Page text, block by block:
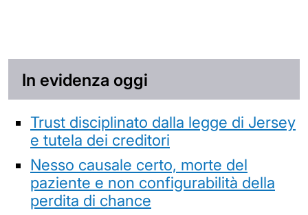
In evidenza oggi
Trust disciplinato dalla legge di Jersey
e tutela dei creditori
Nesso causale certo, morte del
paziente e non configurabilità della
perdita di chance